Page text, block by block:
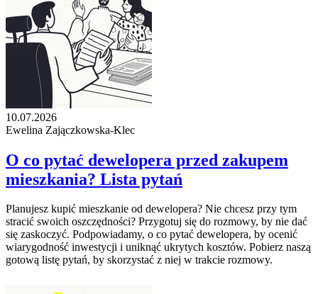
10.07.2026
Ewelina Zajączkowska-Klec
O co pytać dewelopera przed zakupem
mieszkania? Lista pytań
Planujesz kupić mieszkanie od dewelopera? Nie chcesz przy tym
stracić swoich oszczędności? Przygotuj się do rozmowy, by nie dać
się zaskoczyć. Podpowiadamy, o co pytać dewelopera, by ocenić
wiarygodność inwestycji i uniknąć ukrytych kosztów. Pobierz naszą
gotową listę pytań, by skorzystać z niej w trakcie rozmowy.